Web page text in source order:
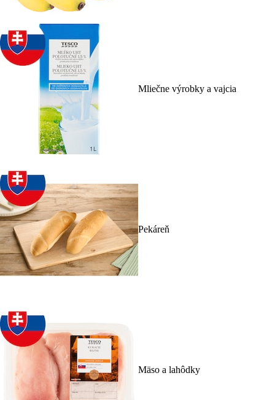
Mliečne výrobky a vajcia
Pekáreň
Mäso a lahôdky